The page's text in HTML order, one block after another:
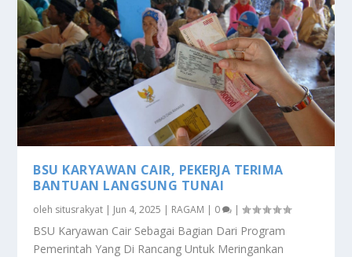
BSU KARYAWAN CAIR, PEKERJA TERIMA
BANTUAN LANGSUNG TUNAI
oleh situsrakyat | Jun 4, 2025 | RAGAM | 0 |
BSU Karyawan Cair Sebagai Bagian Dari Program
Pemerintah Yang Di Rancang Untuk Meringankan